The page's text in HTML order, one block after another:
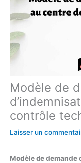
Modèle de
contrôle
Laisser un
Modèle de demande